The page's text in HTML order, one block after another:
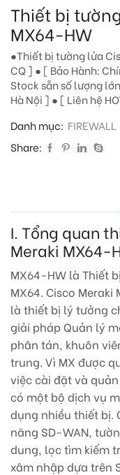
Thiết bị
MX64-HW
●Thiết bị tường lửa
CQ ] ● [ Bảo Hành:
Stock sẵn số lượng
Hà Nội ] ● [ Liên hệ
Danh mục: FIREWALL
Share:
I. Tổng quan
Meraki MX64-
MX64-HW là Thiết
MX64. Cisco
là thiết bị lý tưởng
giải pháp Quản lý
phân tán, khuôn
trung. Vì MX được
việc cài đặt và
có một bộ dịch vụ
dụng nhiều thiết bị.
năng SD-WAN,
dung, lọc tìm kiếm
xâm nhập dựa trên